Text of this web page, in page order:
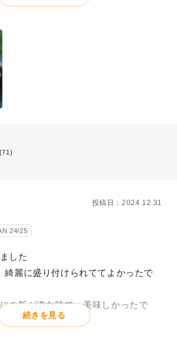
(71)
投稿日：2024.12.31
24/25
した
綺麗に盛り付けられててよかったで
ご飯が進む味で、美味しかったで
続きを見る